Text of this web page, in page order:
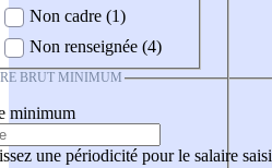
Non cadre (1)
Non renseignée (4)
BRUT MINIMUM
minimum
une périodicité pour le salaire saisi